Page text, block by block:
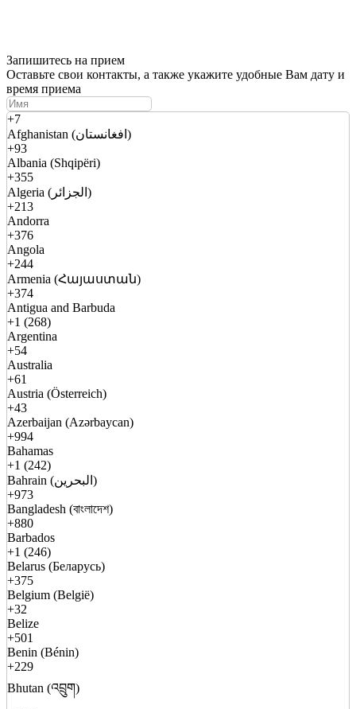
Запишитесь на прием
Оставьте свои контакты, а также укажите удобные Вам дату и
время приема
+7
Afghanistan (افغانستان)
+93
Albania (Shqipëri)
+355
Algeria (الجزائر)
+213
Andorra
+376
Angola
+244
Armenia (Հայաստան)
+374
Antigua and Barbuda
+1 (268)
Argentina
+54
Australia
+61
Austria (Österreich)
+43
Azerbaijan (Azərbaycan)
+994
Bahamas
+1 (242)
Bahrain (البحرين)
+973
Bangladesh (বাংলাদেশ)
+880
Barbados
+1 (246)
Belarus (Беларусь)
+375
Belgium (België)
+32
Belize
+501
Benin (Bénin)
+229
Bhutan (འབྲུག)